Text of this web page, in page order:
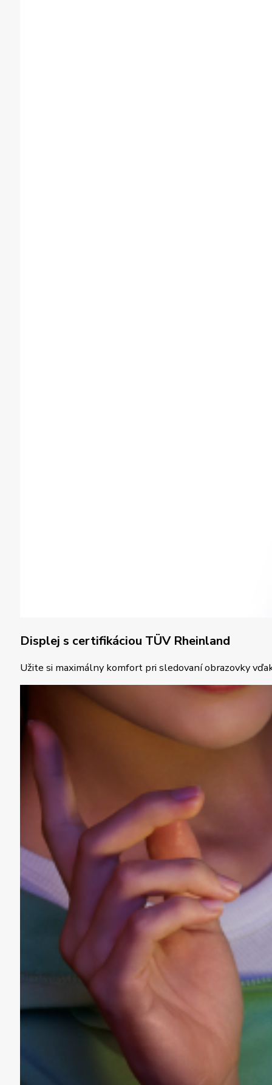
Displej s certifikáciou TÜV Rheinland
Užite si maximálny komfort pri sledovaní obrazovky